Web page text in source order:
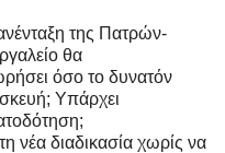
της Πατρών-
θα
όσο το δυνατόν
Υπάρχει
νέα διαδικασία χωρίς να